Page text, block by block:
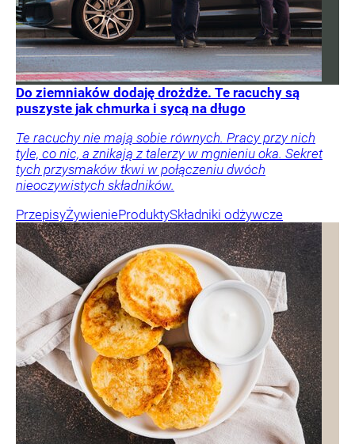
Do ziemniaków dodaję drożdże. Te racuchy są
puszyste jak chmurka i sycą na długo
Te racuchy nie mają sobie równych. Pracy przy nich
tyle, co nic, a znikają z talerzy w mgnieniu oka. Sekret
tych przysmaków tkwi w połączeniu dwóch
nieoczywistych składników.
PrzepisyŻywienieProduktySkładniki odżywcze